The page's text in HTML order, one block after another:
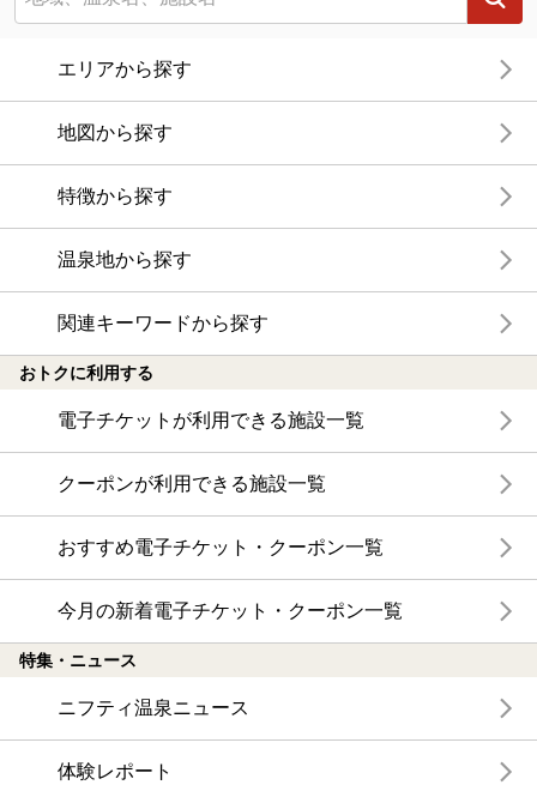
エリアから探す
地図から探す
特徴から探す
温泉地から探す
関連キーワードから探す
おトクに利用する
電子チケットが利用できる施設一覧
クーポンが利用できる施設一覧
おすすめ電子チケット・クーポン一覧
今月の新着電子チケット・クーポン一覧
特集・ニュース
ニフティ温泉ニュース
体験レポート